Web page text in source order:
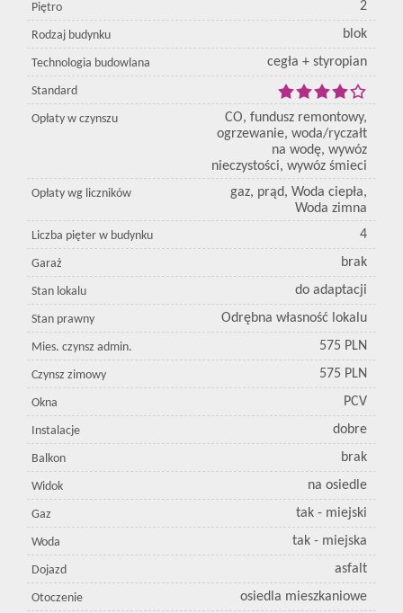
Piętro 2
Rodzaj budynku blok
Technologia budowlana cegła + styropian
Standard
Opłaty w czynszu
CO, fundusz remontowy,
ogrzewanie, woda/ryczałt
na wodę, wywóz
nieczystości, wywóz śmieci
Opłaty wg liczników
gaz, prąd, Woda ciepła,
Woda zimna
Liczba pięter w budynku 4
Garaż brak
Stan lokalu do adaptacji
Stan prawny Odrębna własność lokalu
Mies. czynsz admin. 575 PLN
Czynsz zimowy 575 PLN
Okna PCV
Instalacje dobre
Balkon brak
Widok na osiedle
Gaz tak - miejski
Woda tak - miejska
Dojazd asfalt
Otoczenie osiedla mieszkaniowe